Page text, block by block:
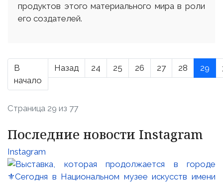
продуктов этого материального мира в роли
его создателей.
В
начало
Назад 24 25 26 27 28 29
Страница 29 из 77
Последние новости Instagram
Instagram